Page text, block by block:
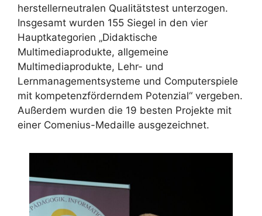
herstellerneutralen Qualitätstest unterzogen.
Insgesamt wurden 155 Siegel in den vier
Hauptkategorien „Didaktische
Multimediaprodukte, allgemeine
Multimediaprodukte, Lehr- und
Lernmanagementsysteme und Computerspiele
mit kompetenzförderndem Potenzial“ vergeben.
Außerdem wurden die 19 besten Projekte mit
einer Comenius-Medaille ausgezeichnet.